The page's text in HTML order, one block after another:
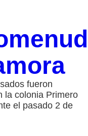
fueron
la colonia Primero
el pasado 2 de